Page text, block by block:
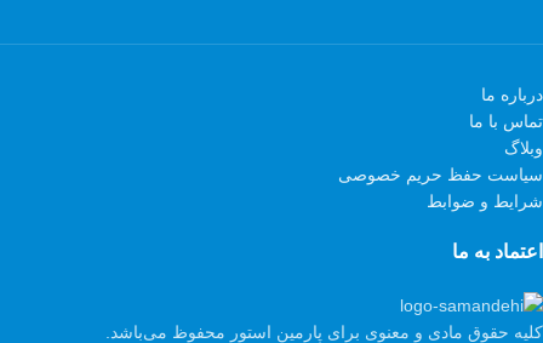
درباره ما
تماس با ما
وبلاگ
سیاست حفظ حریم خصوصی
شرایط و ضوابط
اعتماد به ما
کلیه حقوق مادی و معنوی برای پارمین استور محفوظ می‌باشد.